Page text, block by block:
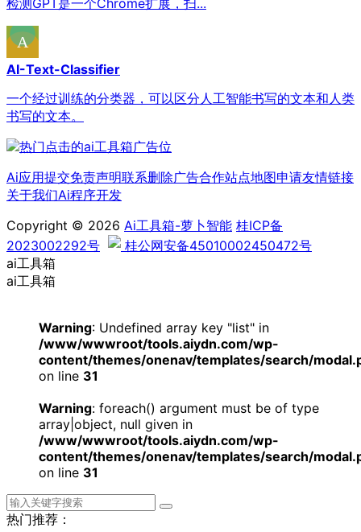
AI-Text-Classifier
一个经过训练的分类器，可以区分人工智能书写的文本和人类
书写的文本。
Ai应用提交免责声明联系删除广告合作站点地图申请友情链接
关于我们Ai程序开发
Copyright © 2026 Ai工具箱-萝卜智能 桂ICP备
2023002292号
桂公网安备45010002450472号
ai工具箱
ai工具箱
Warning: Undefined array key "list" in
/www/wwwroot/tools.aiydn.com/wp-
content/themes/onenav/templates/search/
on line 31
Warning: foreach() argument must be of type
array|object, null given in
/www/wwwroot/tools.aiydn.com/wp-
content/themes/onenav/templates/search/
on line 31
热门推荐：